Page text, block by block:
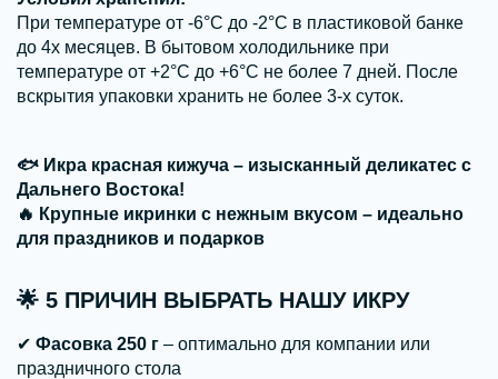
При температуре от -6°С до -2°С в пластиковой банке
до 4х месяцев. В бытовом холодильнике при
температуре от +2°С до +6°С не более 7 дней. После
вскрытия упаковки хранить не более 3-х суток.
🐟 Икра красная кижуча – изысканный деликатес с
Дальнего Востока!
🔥 Крупные икринки с нежным вкусом – идеально
для праздников и подарков
🌟 5 ПРИЧИН ВЫБРАТЬ НАШУ ИКРУ
✔ Фасовка 250 г – оптимально для компании или
праздничного стола